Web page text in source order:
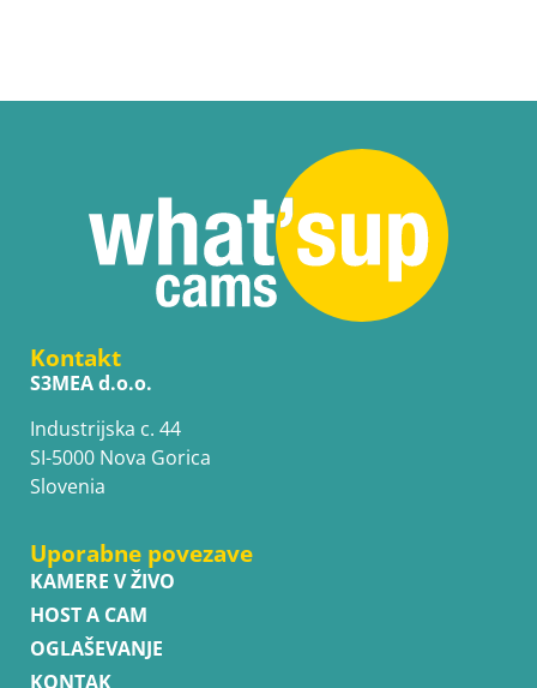
Kontakt
S3MEA d.o.o.
Industrijska c. 44
SI-5000 Nova Gorica
Slovenia
Uporabne povezave
KAMERE V ŽIVO
HOST A CAM
OGLAŠEVANJE
KONTAK